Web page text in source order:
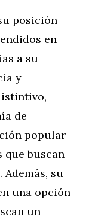
posición
en
a su
y
de
popular
que buscan
su
una opción
un